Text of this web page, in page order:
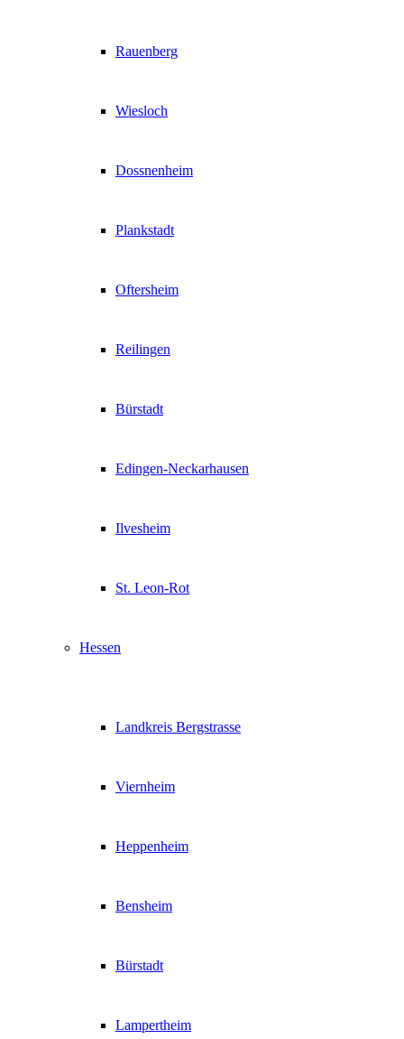
Rauenberg
Wiesloch
Dossnenheim
Plankstadt
Oftersheim
Reilingen
Bürstadt
Edingen-Neckarhausen
Ilvesheim
St. Leon-Rot
Hessen
Landkreis Bergstrasse
Viernheim
Heppenheim
Bensheim
Bürstadt
Lampertheim